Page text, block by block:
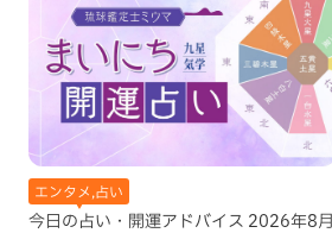
エンタメ,占い
今日の占い・開運アドバイス 2026年8月